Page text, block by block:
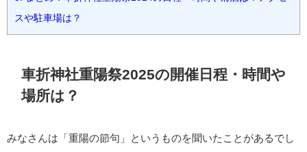
スや駐車場は？
車折神社重陽祭2025の開催日程・時間や
場所は？
みなさんは「重陽の節句」というものを聞いたことがあるでし